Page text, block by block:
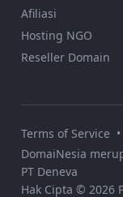
Afiliasi
Hosting NGO
Reseller Domain
Terms of Service •
DomaiNesia
PT Deneva
Hak Cipta © 2026